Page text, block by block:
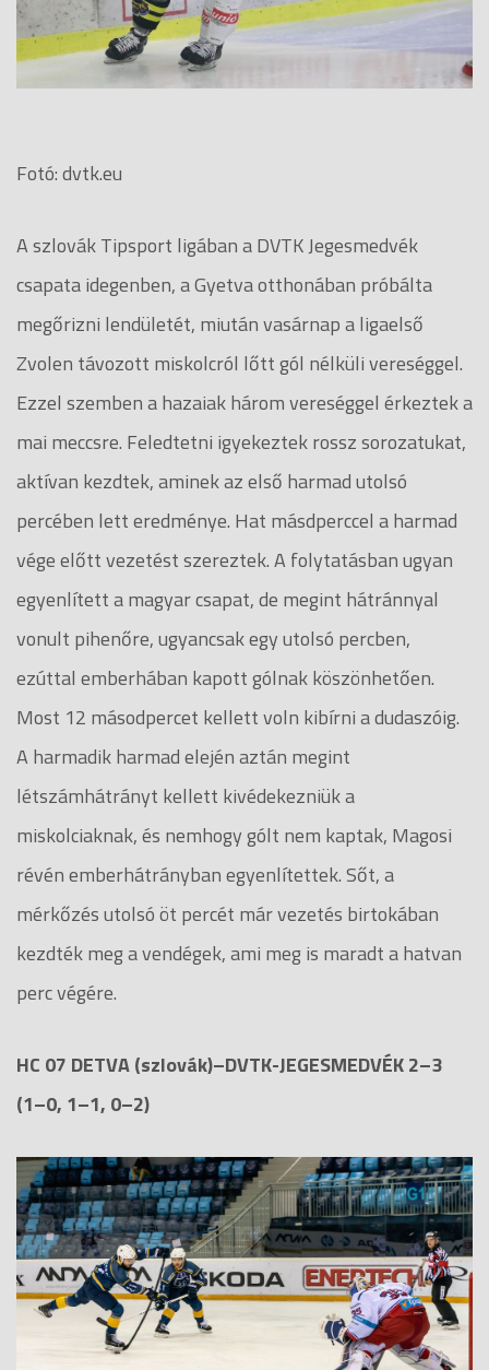
Fotó: dvtk.eu
A szlovák Tipsport ligában a DVTK Jegesmedvék
csapata idegenben, a Gyetva otthonában próbálta
megőrizni lendületét, miután vasárnap a ligaelső
Zvolen távozott miskolcról lőtt gól nélküli vereséggel.
Ezzel szemben a hazaiak három vereséggel érkeztek a
mai meccsre. Feledtetni igyekeztek rossz sorozatukat,
aktívan kezdtek, aminek az első harmad utolsó
percében lett eredménye. Hat másdperccel a harmad
vége előtt vezetést szereztek. A folytatásban ugyan
egyenlített a magyar csapat, de megint hátránnyal
vonult pihenőre, ugyancsak egy utolsó percben,
ezúttal emberhában kapott gólnak köszönhetően.
Most 12 másodpercet kellett voln kibírni a dudaszóig.
A harmadik harmad elején aztán megint
létszámhátrányt kellett kivédekezniük a
miskolciaknak, és nemhogy gólt nem kaptak, Magosi
révén emberhátrányban egyenlítettek. Sőt, a
mérkőzés utolsó öt percét már vezetés birtokában
kezdték meg a vendégek, ami meg is maradt a hatvan
perc végére.
HC 07 DETVA (szlovák)–DVTK-JEGESMEDVÉK 2–3
(1–0, 1–1, 0–2)